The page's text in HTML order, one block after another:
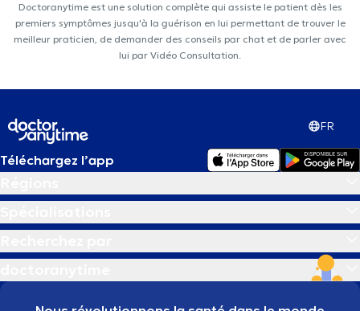
Doctoranytime est une solution complète qui assiste le patient dès les
premiers symptômes jusqu'à la guérison en lui permettant de trouver le
meilleur praticien, de demander des conseils par chat et de parler avec
lui par Vidéo Consultation.
FR
Téléchargez l’app